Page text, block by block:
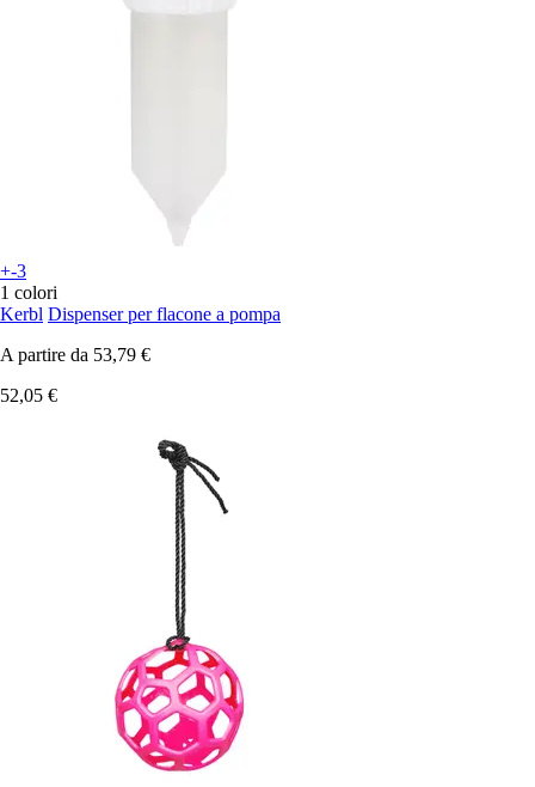
+-3
1 colori
Kerbl Dispenser per flacone a pompa
A partire da 53,79 €
52,05 €